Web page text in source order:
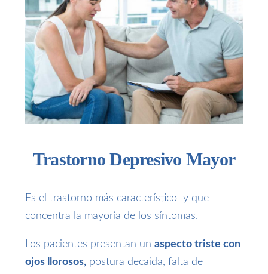
Trastorno Depresivo Mayor
Es el trastorno más característico y que
concentra la mayoría de los síntomas.
Los pacientes presentan un aspecto triste con
ojos llorosos, postura decaída, falta de